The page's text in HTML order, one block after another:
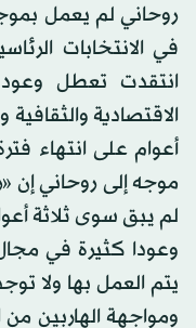
روحاني لم يعمل
انتقدت تعطل
الاقتصادية
أعوام على انتهاء
موجه إلى روحاني إن
لم يبق سوى ثلاثة
وعودا كثيرة في
يتم العمل بها ولا
ومواجهة الهاربين